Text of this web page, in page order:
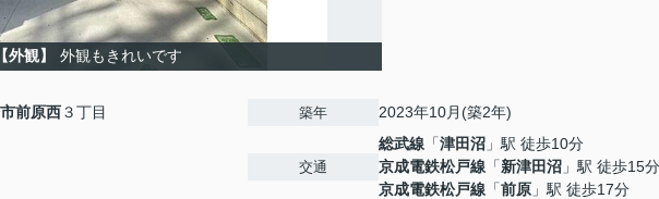
【外観】 外観もきれいです
前原西３丁目 築年 2023年10月(築2年)
交通
総武線 「津田沼 」駅 徒歩10分
京成電鉄松戸線 「新津田沼 」駅 徒歩15分
京成電鉄松戸線 「前原 」駅 徒歩17分